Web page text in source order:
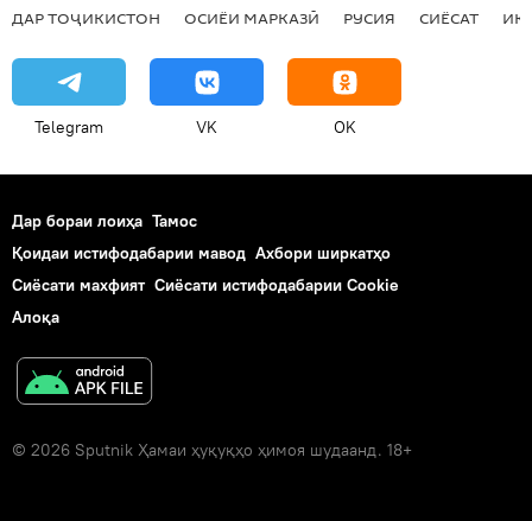
ДАР ТОҶИКИСТОН ОСИЁИ МАРКАЗӢ РУСИЯ СИЁСАТ
Telegram VK OK
Дар бораи лоиҳа Тамос
Қоидаи истифодабарии мавод Ахбори ширкатҳо
Сиёсати махфият Сиёсати истифодабарии Cookie
Алоқа
© 2026 Sputnik Ҳамаи ҳуқуқҳо ҳимоя шудаанд. 18+